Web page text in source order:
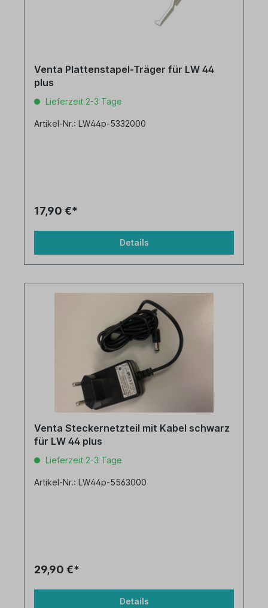
Venta Plattenstapel-Träger für LW 44
plus
Lieferzeit 2-3 Tage
Artikel-Nr.: LW44p-5332000
17,90 €*
Details
Venta Steckernetzteil mit Kabel schwarz
für LW 44 plus
Lieferzeit 2-3 Tage
Artikel-Nr.: LW44p-5563000
29,90 €*
Details